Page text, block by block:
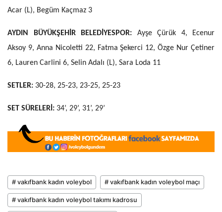
Acar (L), Begüm Kaçmaz 3
AYDIN BÜYÜKŞEHİR BELEDİYESPOR: Ayşe Çürük 4, Ecenur
Aksoy 9, Anna Nicoletti 22, Fatma Şekerci 12, Özge Nur Çetiner
6, Lauren Carlini 6, Selin Adalı (L), Sara Loda 11
SETLER: 30-28, 25-23, 23-25, 25-23
SET SÜRELERİ: 34’, 29’, 31’, 29’
# vakıfbank kadın voleybol # vakıfbank kadın voleybol maçı
# vakıfbank kadın voleybol takımı kadrosu